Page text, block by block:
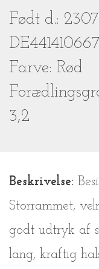
Født d.:
Farve: Rød
3,2
Beskrivelse:
Storrammet,
godt udtryk af
lang, kraftig